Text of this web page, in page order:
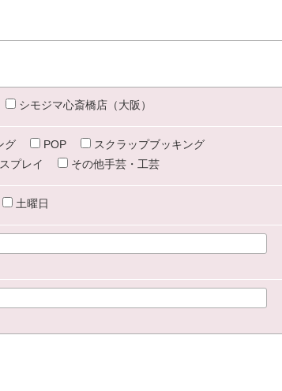
シモジマ心斎橋店（大阪）
グ POP
スクラップブッキング
プレイ その他手芸・工芸
土曜日